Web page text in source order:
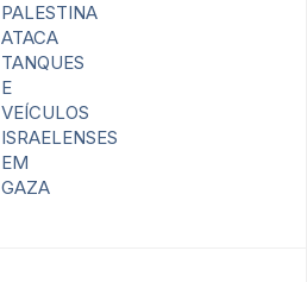
PALESTINA
ATACA
TANQUES
E
VEÍCULOS
ISRAELENSES
EM
GAZA